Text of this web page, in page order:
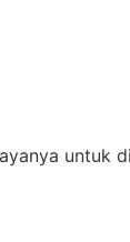
untuk